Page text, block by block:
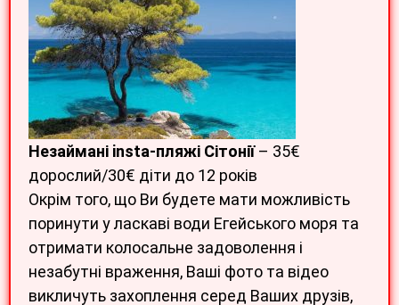
Незаймані insta-пляжі Сітонії– 35€
дорослий/30€ діти до 12 років
Окрім того, що Ви будете мати можливість
поринути у ласкаві води Егейського моря та
отримати колосальне задоволення і
незабутні враження, Ваші фото та відео
викличуть захоплення серед Ваших друзів,